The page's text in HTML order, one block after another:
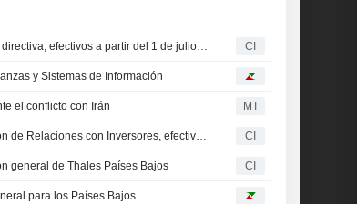
Thales anuncia cambios en su cúpula directiva, efectivos a partir del 1 de julio de 2026 CI
y Sistemas de Información
el conflicto con Irán MT
Thales anuncia cambios en la dirección de Relaciones con Inversores, efectivos a partir del 5 de enero de 2026 CI
general de Thales Países Bajos CI
para los Países Bajos